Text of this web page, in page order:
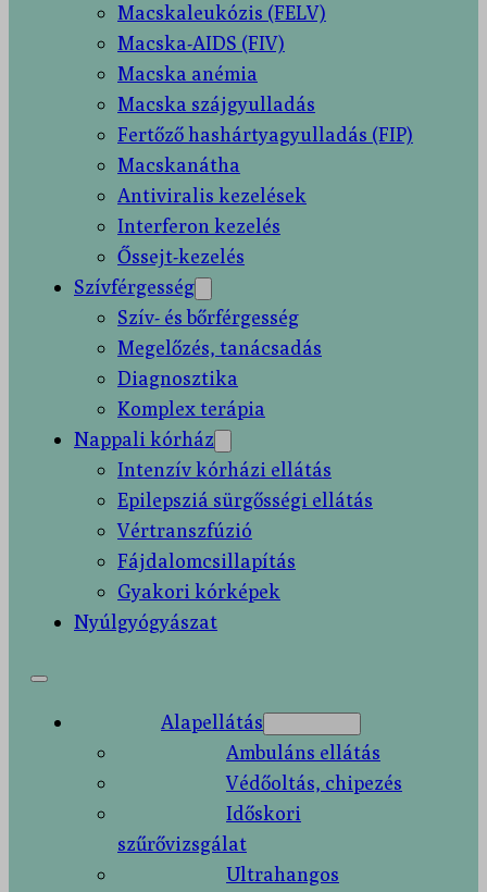
Macskaleukózis (FELV)
Macska-AIDS (FIV)
Macska anémia
Macska szájgyulladás
Fertőző hashártyagyulladás (FIP)
Macskanátha
Antiviralis kezelések
Interferon kezelés
Őssejt-kezelés
Szívférgesség
Szív- és bőrférgesség
Megelőzés, tanácsadás
Diagnosztika
Komplex terápia
Nappali kórház
Intenzív kórházi ellátás
Epilepsziá sürgősségi ellátás
Vértranszfúzió
Fájdalomcsillapítás
Gyakori kórképek
Nyúlgyógyászat
Alapellátás
Ambuláns ellátás
Védőoltás, chipezés
Időskori
szűrővizsgálat
Ultrahangos